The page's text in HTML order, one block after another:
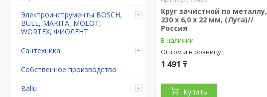
Электроинструменты BOSCH,
BULL, MAKITA, MOLOT,
WORTEX, ФИОЛЕНТ
Сантехника
Собственное производство
Ballu
Круг зачистной по металлу,
230 х 6,0 х 22 мм, (Луга)//
Россия
В наличии
Оптом и в розницу
1 491 ₸
Купить